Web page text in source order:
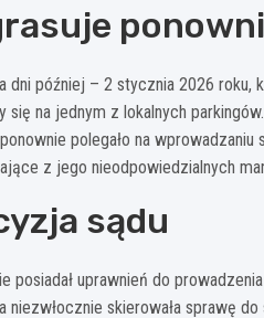
dni później – 2 stycznia 2026 roku,
na jednym z lokalnych
polegało na
z jego nieodpowiedzialnych
sądu
posiadał uprawnień do
skierowała sprawę do